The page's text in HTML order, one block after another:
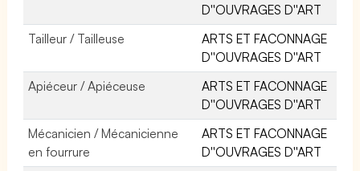
D''OUVRAGES D''ART
Tailleur / Tailleuse
ARTS ET FACONNAGE
D''OUVRAGES D''ART
Apiéceur / Apiéceuse
ARTS ET FACONNAGE
D''OUVRAGES D''ART
Mécanicien / Mécanicienne
en fourrure
ARTS ET FACONNAGE
D''OUVRAGES D''ART